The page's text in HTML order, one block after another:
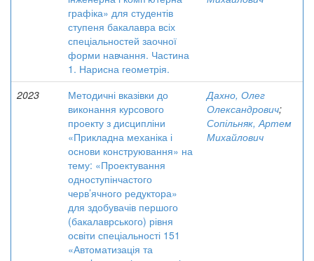
графіка» для студентів
ступеня бакалавра всіх
спеціальностей заочної
форми навчання. Частина
1. Нарисна геометрія.
2023
Методичні вказівки до
виконання курсового
проекту з дисципліни
«Прикладна механіка і
основи конструювання» на
тему: «Проектування
одноступінчастого
черв’ячного редуктора»
для здобувачів першого
(бакалаврського) рівня
освіти спеціальності 151
«Автоматизація та
Дахно, Олег
Олександрович;
Сопільняк, Артем
Михайлович